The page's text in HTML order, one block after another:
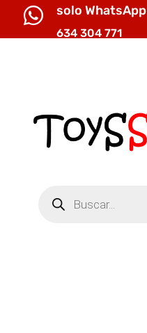
 solo WhatsApp
634 304 771
productos